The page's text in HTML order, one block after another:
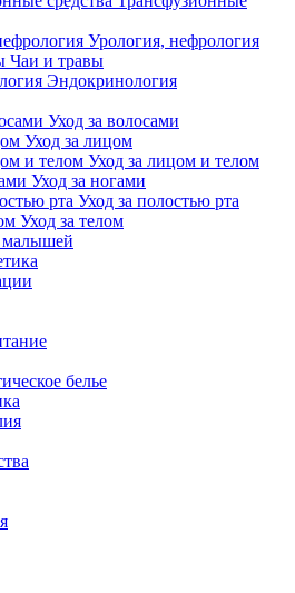
Урология, нефрология
Чаи и травы
Эндокринология
Уход за волосами
Уход за лицом
Уход за лицом и телом
Уход за ногами
Уход за полостью рта
Уход за телом
малышей
белье